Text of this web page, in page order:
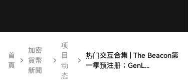
首
頁
加密
貨幣
新聞
项
目
动
态
热门交互合集 | The Beacon第
一季预注册；GenL...